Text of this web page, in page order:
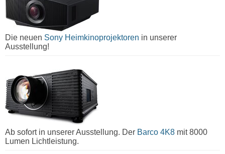
Die neuen Sony Heimkinoprojektoren in unserer
Ausstellung!
Ab sofort in unserer Ausstellung. Der Barco 4K8 mit 8000
Lumen Lichtleistung.